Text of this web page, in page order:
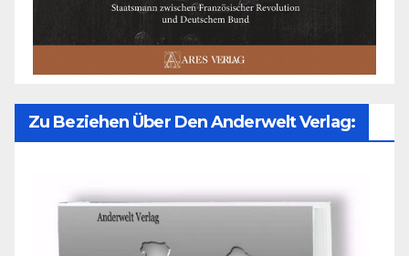
Zu Beziehen Über Den Anderwelt Verlag: